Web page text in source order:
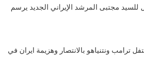
للسيد مجتبى المرشد الإيراني الجديد يرسم
ترامب ونتنياهو بالانتصار وهزيمة ايران في